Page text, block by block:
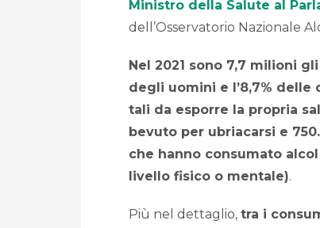
Ministro della Salute al
dell’Osservatorio Nazionale
Nel 2021 sono 7,7 milioni
degli uomini e l’8,7%
tali da esporre la propria
bevuto per ubriacarsi e
che hanno consumato
livello fisico o mentale).
Più nel dettaglio, tra i